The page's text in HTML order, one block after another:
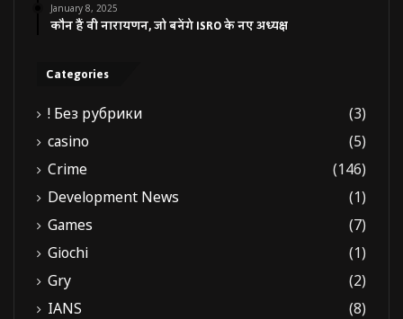
January 8, 2025
कौन हैं वी नारायणन, जो बनेंगे ISRO के नए अध्यक्ष
Categories
! Без рубрики
(3)
casino
(5)
Crime
(146)
Development News
(1)
Games
(7)
Giochi
(1)
Gry
(2)
IANS
(8)